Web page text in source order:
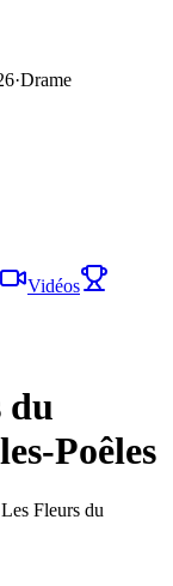
·Drame
Vidéos
du
Poêles
Fleurs du